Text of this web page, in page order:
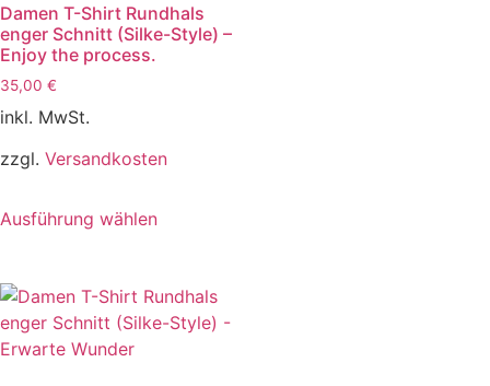
Damen T-Shirt Rundhals
enger Schnitt (Silke-Style) –
Enjoy the process.
35,00 €
inkl. MwSt.
zzgl. Versandkosten
Ausführung wählen